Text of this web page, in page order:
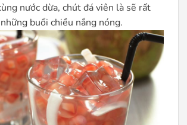
nước dừa, chút đá viên là sẽ rất
buổi chiều nắng nóng.